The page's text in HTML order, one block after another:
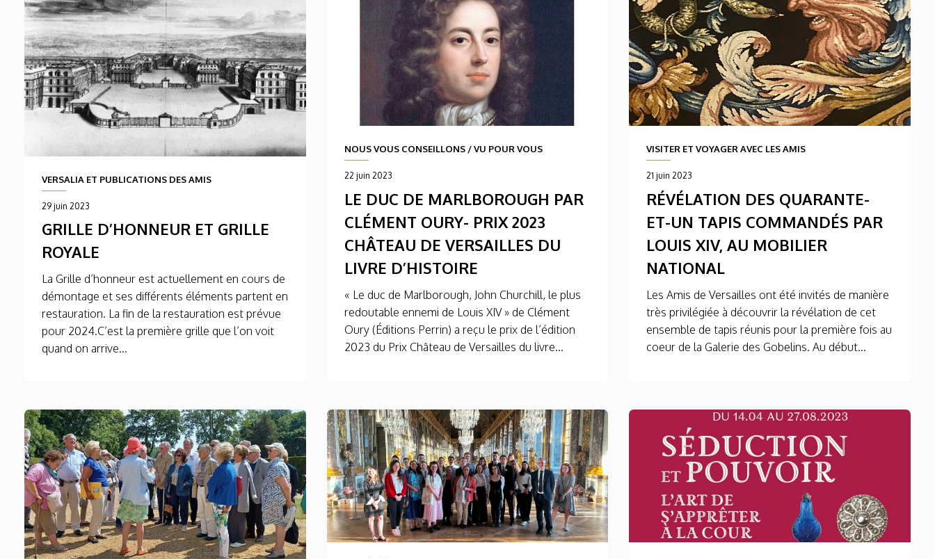
VERSALIA ET PUBLICATIONS DES AMIS
29 juin 2023
GRILLE D’HONNEUR ET GRILLE
ROYALE
La Grille d’honneur est actuellement en cours de
démontage et ses différents éléments partent en
restauration. La fin de la restauration est prévue
pour 2024.C’est la première grille que l’on voit
quand on arrive...
NOUS VOUS CONSEILLONS/VU POUR VOUS
22 juin 2023
LE DUC DE MARLBOROUGH PAR
CLÉMENT OURY- PRIX 2023
CHÂTEAU DE VERSAILLES DU
LIVRE D’HISTOIRE
« Le duc de Marlborough, John Churchill, le plus
redoutable ennemi de Louis XIV » de Clément
Oury (Éditions Perrin) a reçu le prix de l’édition
2023 du Prix Château de Versailles du livre...
VISITER ET VOYAGER AVEC LES AMIS
21 juin 2023
RÉVÉLATION DES QUARANTE-
ET-UN TAPIS COMMANDÉS PAR
LOUIS XIV, AU MOBILIER
NATIONAL
Les Amis de Versailles ont été invités de manière
très privilégiée à découvrir la révélation de cet
ensemble de tapis réunis pour la première fois au
coeur de la Galerie des Gobelins. Au début...